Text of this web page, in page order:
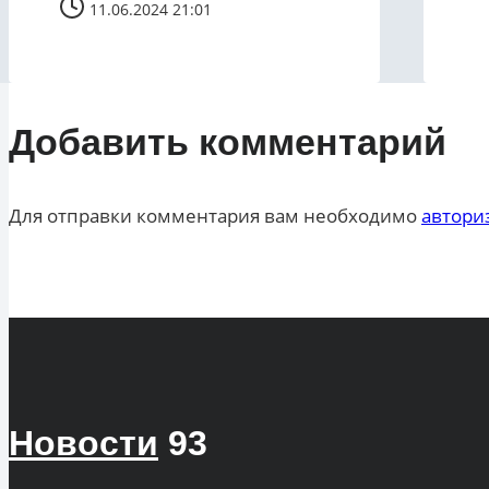
11.06.2024 21:01
Добавить комментарий
Для отправки комментария вам необходимо
Новости 93